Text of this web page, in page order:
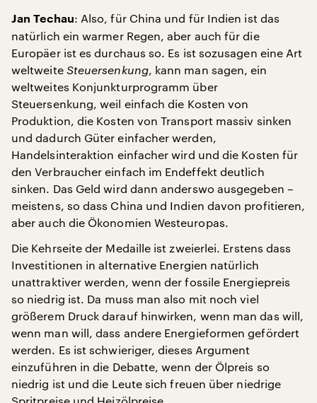
Jan Techau: Also, für China und für Indien ist das
natürlich ein warmer Regen, aber auch für die
Europäer ist es durchaus so. Es ist sozusagen eine Art
weltweite Steuersenkung, kann man sagen, ein
weltweites Konjunkturprogramm über
Steuersenkung, weil einfach die Kosten von
Produktion, die Kosten von Transport massiv sinken
und dadurch Güter einfacher werden,
Handelsinteraktion einfacher wird und die Kosten für
den Verbraucher einfach im Endeffekt deutlich
sinken. Das Geld wird dann anderswo ausgegeben –
meistens, so dass China und Indien davon profitieren,
aber auch die Ökonomien Westeuropas.
Die Kehrseite der Medaille ist zweierlei. Erstens dass
Investitionen in alternative Energien natürlich
unattraktiver werden, wenn der fossile Energiepreis
so niedrig ist. Da muss man also mit noch viel
größerem Druck darauf hinwirken, wenn man das will,
wenn man will, dass andere Energieformen gefördert
werden. Es ist schwieriger, dieses Argument
einzuführen in die Debatte, wenn der Ölpreis so
niedrig ist und die Leute sich freuen über niedrige